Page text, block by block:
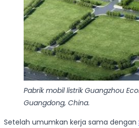
Pabrik mobil listrik Guangzhou
Guangdong, China.
Setelah umumkan kerja sama dengan